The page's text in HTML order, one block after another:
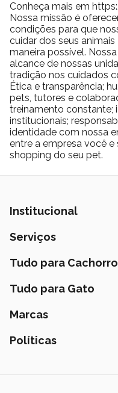
Conheça mais em
Nossa missão é
condições para que
cuidar dos seus
maneira possível.
alcance de nossas
tradição nos cuidados
Ética e transparência;
pets, tutores e
treinamento constante;
institucionais;
identidade com nossa
entre a empresa você e
shopping do seu pet.
Institucional
Quem Somos
Prazos de Entrega
Fale Conosco
Lista de Desejos
Serviços
Banho e Tosa
Peça pelo Delivery
Assinatura Polipet
Tudo para Cachorro
Ração
Coleiras
Tudo para Gato
Ração
Marcas
Nexgard
Políticas